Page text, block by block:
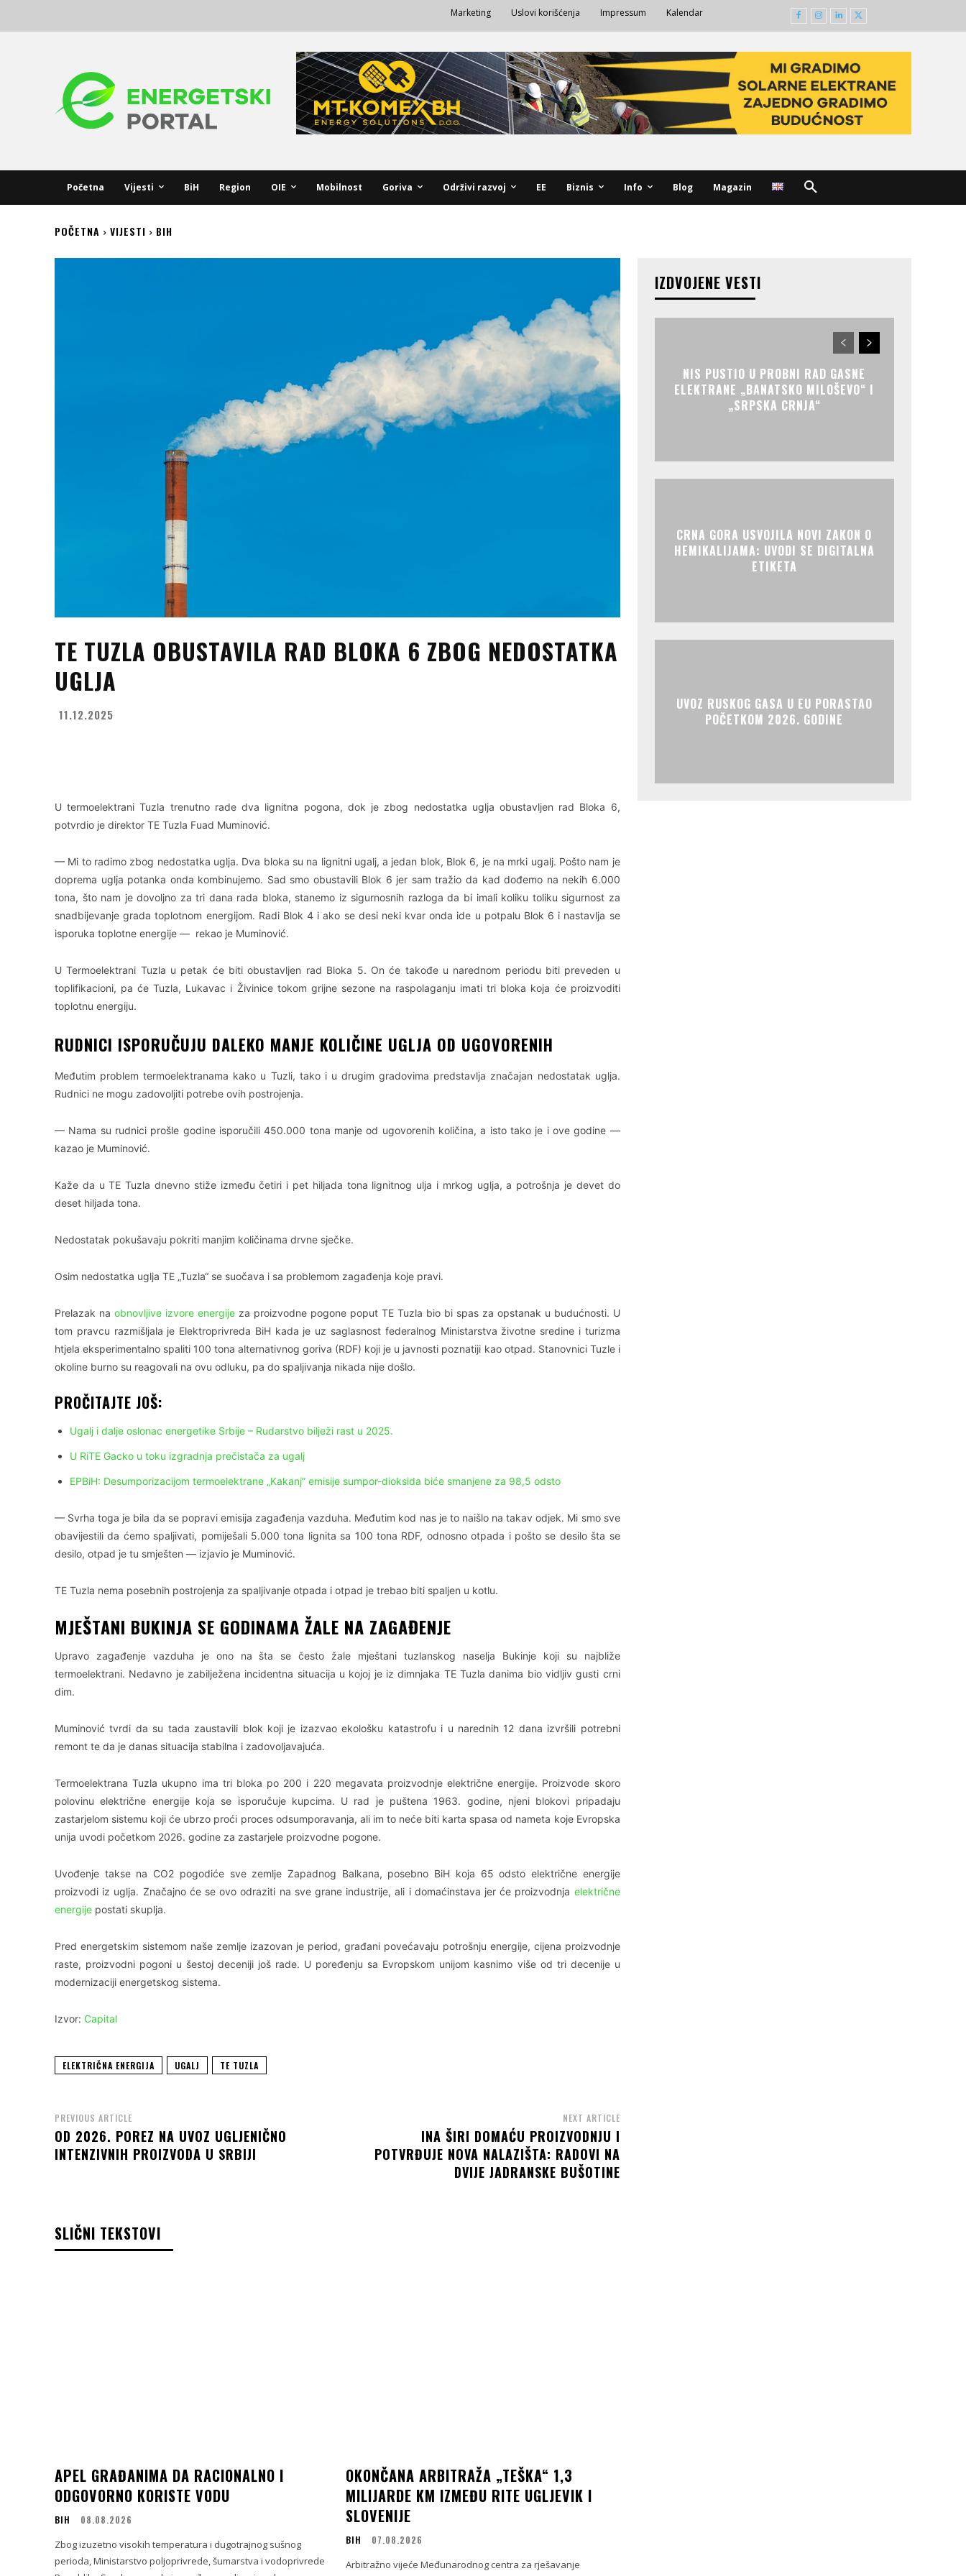
Marketing Uslovi korišćenja Impressum Kalendar
Početna Vijesti BiH Region OIE Mobilnost Goriva Održivi razvoj EE Biznis Info Blog Magazin
POČETNA VIJESTI BIH
TE TUZLA OBUSTAVILA RAD BLOKA 6 ZBOG NEDOSTATKA
UGLJA
11.12.2025
U termoelektrani Tuzla trenutno rade dva lignitna pogona, dok je zbog nedostatka uglja obustavljen rad Bloka 6,
potvrdio je direktor TE Tuzla Fuad Muminović.
— Mi to radimo zbog nedostatka uglja. Dva bloka su na lignitni ugalj, a jedan blok, Blok 6, je na mrki ugalj. Pošto nam je
doprema uglja potanka onda kombinujemo. Sad smo obustavili Blok 6 jer sam tražio da kad dođemo na nekih 6.000
tona, što nam je dovoljno za tri dana rada bloka, stanemo iz sigurnosnih razloga da bi imali koliku toliku sigurnost za
snadbijevanje grada toplotnom energijom. Radi Blok 4 i ako se desi neki kvar onda ide u potpalu Blok 6 i nastavlja se
isporuka toplotne energije — rekao je Muminović.
U Termoelektrani Tuzla u petak će biti obustavljen rad Bloka 5. On će takođe u narednom periodu biti preveden u
toplifikacioni, pa će Tuzla, Lukavac i Živinice tokom grijne sezone na raspolaganju imati tri bloka koja će proizvoditi
toplotnu energiju.
RUDNICI ISPORUČUJU DALEKO MANJE KOLIČINE UGLJA OD UGOVORENIH
Međutim problem termoelektranama kako u Tuzli, tako i u drugim gradovima predstavlja značajan nedostatak uglja.
Rudnici ne mogu zadovoljiti potrebe ovih postrojenja.
— Nama su rudnici prošle godine isporučili 450.000 tona manje od ugovorenih količina, a isto tako je i ove godine —
kazao je Muminović.
Kaže da u TE Tuzla dnevno stiže između četiri i pet hiljada tona lignitnog ulja i mrkog uglja, a potrošnja je devet do
deset hiljada tona.
Nedostatak pokušavaju pokriti manjim količinama drvne sječke.
Osim nedostatka uglja TE „Tuzla“ se suočava i sa problemom zagađenja koje pravi.
Prelazak na obnovljive izvore energijeza proizvodne pogone poput TE Tuzla bio bi spas za opstanak u budućnosti. U
tom pravcu razmišljala je Elektroprivreda BiH kada je uz saglasnost federalnog Ministarstva životne sredine i turizma
htjela eksperimentalno spaliti 100 tona alternativnog goriva (RDF) koji je u javnosti poznatiji kao otpad. Stanovnici Tuzle i
okoline burno su reagovali na ovu odluku, pa do spaljivanja nikada nije došlo.
PROČITAJTE JOŠ:
Ugalj i dalje oslonac energetike Srbije – Rudarstvo bilježi rast u 2025.
U RiTE Gacko u toku izgradnja prečistača za ugalj
EPBiH: Desumporizacijom termoelektrane „Kakanj” emisije sumpor-dioksida biće smanjene za 98,5 odsto
— Svrha toga je bila da se popravi emisija zagađenja vazduha. Međutim kod nas je to naišlo na takav odjek. Mi smo sve
obavijestili da ćemo spaljivati, pomiješali 5.000 tona lignita sa 100 tona RDF, odnosno otpada i pošto se desilo šta se
desilo, otpad je tu smješten — izjavio je Muminović.
TE Tuzla nema posebnih postrojenja za spaljivanje otpada i otpad je trebao biti spaljen u kotlu.
MJEŠTANI BUKINJA SE GODINAMA ŽALE NA ZAGAĐENJE
Upravo zagađenje vazduha je ono na šta se često žale mještani tuzlanskog naselja Bukinje koji su najbliže
termoelektrani. Nedavno je zabilježena incidentna situacija u kojoj je iz dimnjaka TE Tuzla danima bio vidljiv gusti crni
dim.
Muminović tvrdi da su tada zaustavili blok koji je izazvao ekološku katastrofu i u narednih 12 dana izvršili potrebni
remont te da je danas situacija stabilna i zadovoljavajuća.
Termoelektrana Tuzla ukupno ima tri bloka po 200 i 220 megavata proizvodnje električne energije. Proizvode skoro
polovinu električne energije koja se isporučuje kupcima. U rad je puštena 1963. godine, njeni blokovi pripadaju
zastarjelom sistemu koji će ubrzo proći proces odsumporavanja, ali im to neće biti karta spasa od nameta koje Evropska
unija uvodi početkom 2026. godine za zastarjele proizvodne pogone.
Uvođenje takse na CO2 pogodiće sve zemlje Zapadnog Balkana, posebno BiH koja 65 odsto električne energije
proizvodi iz uglja. Značajno će se ovo odraziti na sve grane industrije, ali i domaćinstava jer će proizvodnja električne
energije postati skuplja.
Pred energetskim sistemom naše zemlje izazovan je period, građani povećavaju potrošnju energije, cijena proizvodnje
raste, proizvodni pogoni u šestoj deceniji još rade. U poređenju sa Evropskom unijom kasnimo više od tri decenije u
modernizaciji energetskog sistema.
Izvor: Capital
ELEKTRIČNA ENERGIJA UGALJ TE TUZLA
PREVIOUS ARTICLE
OD 2026. POREZ NA UVOZ UGLJENIČNO
INTENZIVNIH PROIZVODA U SRBIJI
NEXT ARTICLE
INA ŠIRI DOMAĆU PROIZVODNJU I
POTVRĐUJE NOVA NALAZIŠTA: RADOVI NA
DVIJE JADRANSKE BUŠOTINE
SLIČNI TEKSTOVI
APEL GRAĐANIMA DA RACIONALNO I
ODGOVORNO KORISTE VODU
BIH 08.08.2026
Zbog izuzetno visokih temperatura i dugotrajnog sušnog
perioda, Ministarstvo poljoprivrede, šumarstva i vodoprivrede
OKONČANA ARBITRAŽA „TEŠKA“ 1,3
MILIJARDE KM IZMEĐU RITE UGLJEVIK I
SLOVENIJE
BIH 07.08.2026
Arbitražno vijeće Međunarodnog centra za rješavanje
IZDVOJENE VESTI
NIS PUSTIO U PROBNI RAD GASNE
ELEKTRANE „BANATSKO MILOŠEVO“ I
„SRPSKA CRNJA“
CRNA GORA USVOJILA NOVI ZAKON O
HEMIKALIJAMA: UVODI SE DIGITALNA
ETIKETA
UVOZ RUSKOG GASA U EU PORASTAO
POČETKOM 2026. GODINE